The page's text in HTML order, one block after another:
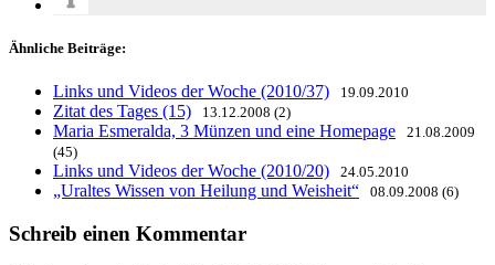
Ähnliche Beiträge:
Links und Videos der Woche (2010/37) 19.09.2010
Zitat des Tages (15) 13.12.2008 (2)
Maria Esmeralda, 3 Münzen und eine Homepage
21.08.2009
(45)
Links und Videos der Woche (2010/20) 24.05.2010
„Uraltes Wissen von Heilung und Weisheit“ 08.09.2008 (6)
Schreib einen Kommentar